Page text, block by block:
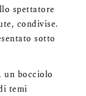
spettatore
condivise.
sotto
un bocciolo
temi